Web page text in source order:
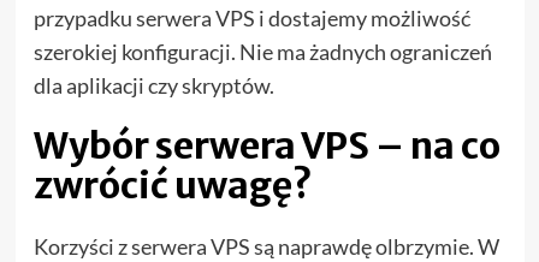
przypadku serwera VPS i dostajemy możliwość
szerokiej konfiguracji. Nie ma żadnych ograniczeń
dla aplikacji czy skryptów.
Wybór serwera VPS – na co
zwrócić uwagę?
Korzyści z serwera VPS są naprawdę olbrzymie. W